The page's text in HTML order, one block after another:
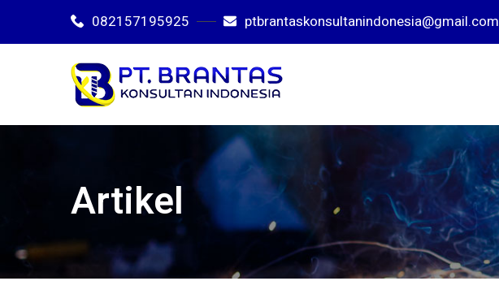
082157195925 ptbrantaskonsultanindonesia@gmail.com
Artikel